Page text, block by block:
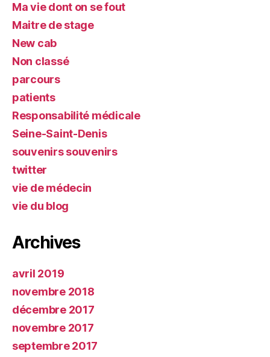
Ma vie dont on se fout
Maitre de stage
New cab
Non classé
parcours
patients
Responsabilité médicale
Seine-Saint-Denis
souvenirs souvenirs
twitter
vie de médecin
vie du blog
Archives
avril 2019
novembre 2018
décembre 2017
novembre 2017
septembre 2017